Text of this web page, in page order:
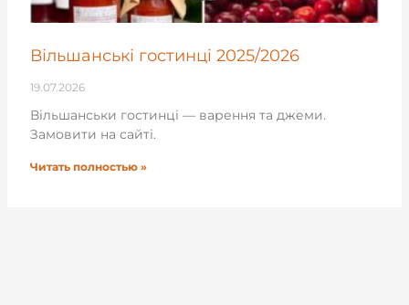
Вільшанські гостинці 2025/2026
19.07.2026
Вільшанськи гостинці — варення та джеми.
Замовити на сайті.
Читать полностью »